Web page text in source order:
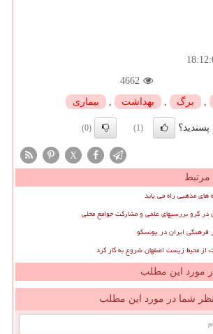
4662
, برگ , بهداشت , بیماری
(1)
(0)
X
مرتبط
مذهبی راه می یابد
در گرو بررسیهای علمی و مشارکت جوامع محلی
فرهنگی ایران در یونسکو
از محیط زیست اصفهان شروع به کار کرد
مورد این مطلب
نظر شما در مورد این مطلب